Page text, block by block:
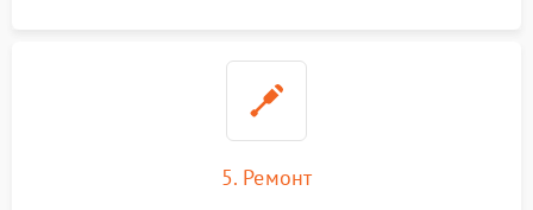
5. Ремонт